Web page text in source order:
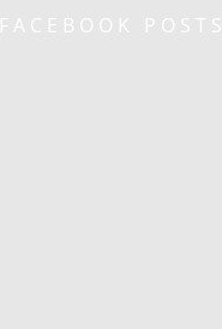
FACEBOOK POSTS